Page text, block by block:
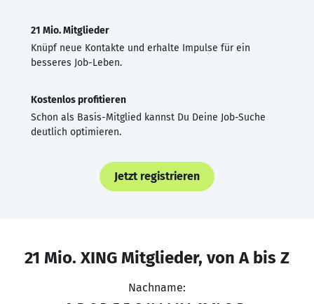
21 Mio. Mitglieder
Knüpf neue Kontakte und erhalte Impulse für ein
besseres Job-Leben.
Kostenlos profitieren
Schon als Basis-Mitglied kannst Du Deine Job-Suche
deutlich optimieren.
Jetzt registrieren
21 Mio. XING Mitglieder, von A bis Z
Nachname: